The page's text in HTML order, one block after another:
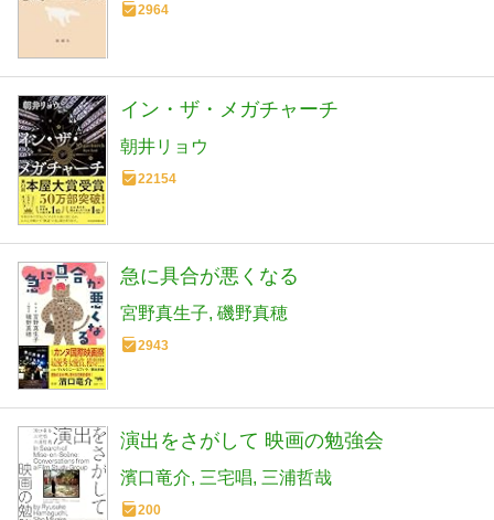
2964
イン・ザ・メガチャーチ
朝井リョウ
22154
急に具合が悪くなる
宮野真生子 磯野真穂
2943
演出をさがして 映画の勉強会
濱口竜介 三宅唱 三浦哲哉
200